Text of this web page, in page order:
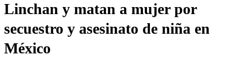
Frecuencias
Agricultura TV
Deportes
Linchan y matan a mujer por
secuestro y asesinato de niña en
México